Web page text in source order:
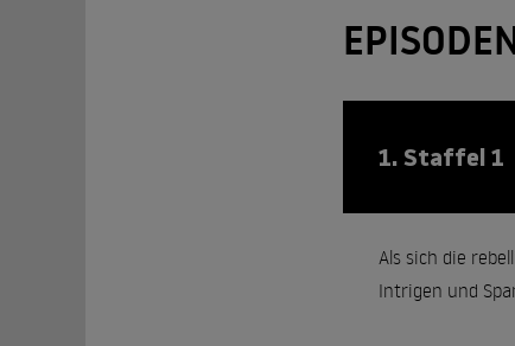
1. Staffel 1
Als sich die
Intrigen und